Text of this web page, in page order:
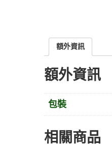
額外資訊
額外資訊
包裝
相關商品